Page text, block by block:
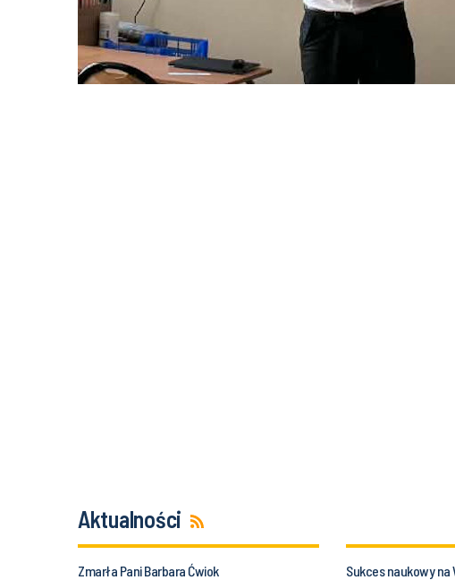
Aktualności
Zmarła Pani Barbara Ćwiok
Sukces naukowy na